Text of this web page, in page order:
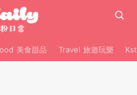
美食甜品 Travel 旅遊玩樂